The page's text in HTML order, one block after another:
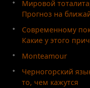
Мировой
Прогноз на
Современному
Какие у этого
Monteamour
Черногорский
то, чем кажутся